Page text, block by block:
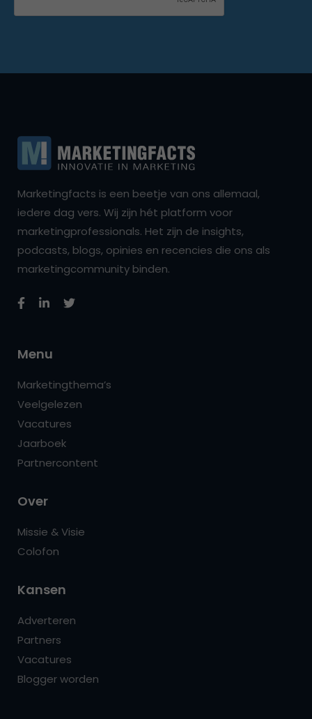
Marketingfacts is een beetje van ons allemaal,
iedere dag vers. Wij zijn hét platform voor
marketingprofessionals. Het zijn de insights,
podcasts, blogs, opinies en recencies die ons als
marketingcommunity binden.
Menu
Marketingthema’s
Veelgelezen
Vacatures
Jaarboek
Partnercontent
Over
Missie & Visie
Colofon
Kansen
Adverteren
Partners
Vacatures
Blogger worden